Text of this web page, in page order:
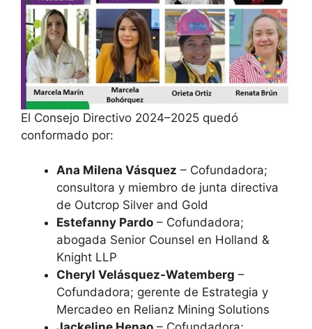
El Consejo Directivo 2024–2025 quedó
conformado por:
Ana Milena Vásquez – Cofundadora;
consultora y miembro de junta directiva
de Outcrop Silver and Gold
Estefanny Pardo – Cofundadora;
abogada Senior Counsel en Holland &
Knight LLP
Cheryl Velásquez-Watemberg –
Cofundadora; gerente de Estrategia y
Mercadeo en Relianz Mining Solutions